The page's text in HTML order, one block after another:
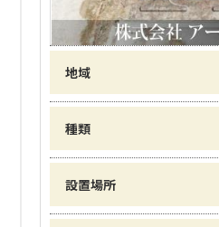
地域
種類
設置場所